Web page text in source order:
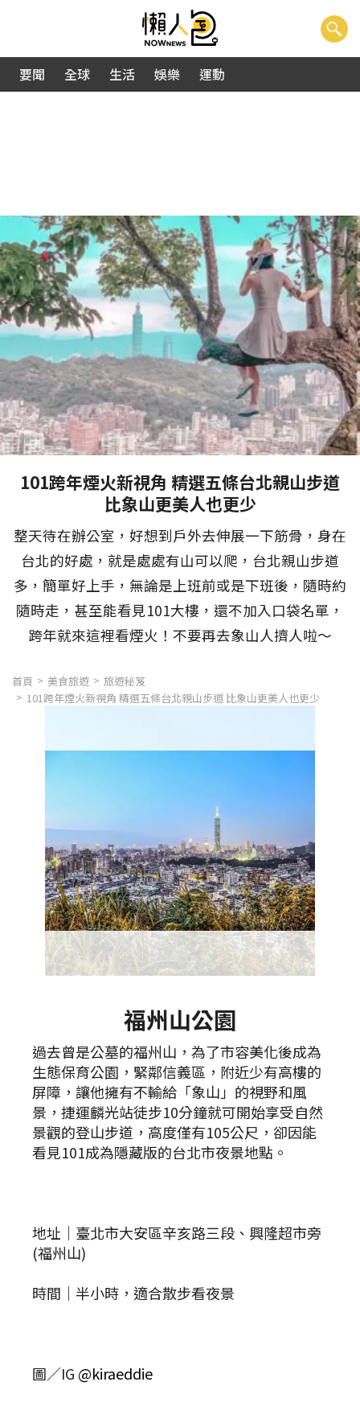
要聞 全球 生活 娛樂 運動
101跨年煙火新視角 精選五條台北親山步道
比象山更美人也更少
整天待在辦公室，好想到戶外去伸展一下筋骨，身在
台北的好處，就是處處有山可以爬，台北親山步道
多，簡單好上手，無論是上班前或是下班後，隨時約
隨時走，甚至能看見101大樓，還不加入口袋名單，
跨年就來這裡看煙火！不要再去象山人擠人啦～
首頁 美食旅遊
旅遊秘笈
101跨年煙火新視角 精選五條台北親山步道 比象山更美人也更少
福州山公園
過去曾是公墓的福州山，為了市容美化後成為
生態保育公園，緊鄰信義區，附近少有高樓的
屏障，讓他擁有不輸給「象山」的視野和風
景，捷運麟光站徒步10分鐘就可開始享受自然
景觀的登山步道，高度僅有105公尺，卻因能
看見101成為隱藏版的台北市夜景地點。
地址｜臺北市大安區辛亥路三段、興隆超市旁
(福州山)
時間｜半小時，適合散步看夜景
圖／IG @kiraeddie